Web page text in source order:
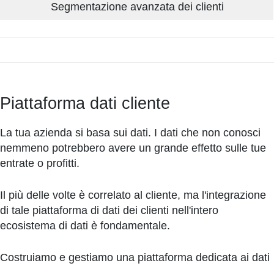
Segmentazione avanzata dei clienti
Piattaforma dati cliente
La tua azienda si basa sui dati. I dati che non conosci
nemmeno potrebbero avere un grande effetto sulle tue
entrate o profitti.
Il più delle volte è correlato al cliente, ma l'integrazione
di tale piattaforma di dati dei clienti nell'intero
ecosistema di dati è fondamentale.
Costruiamo e gestiamo una piattaforma dedicata ai dati